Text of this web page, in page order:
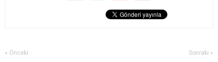
« Önceki Sonraki »